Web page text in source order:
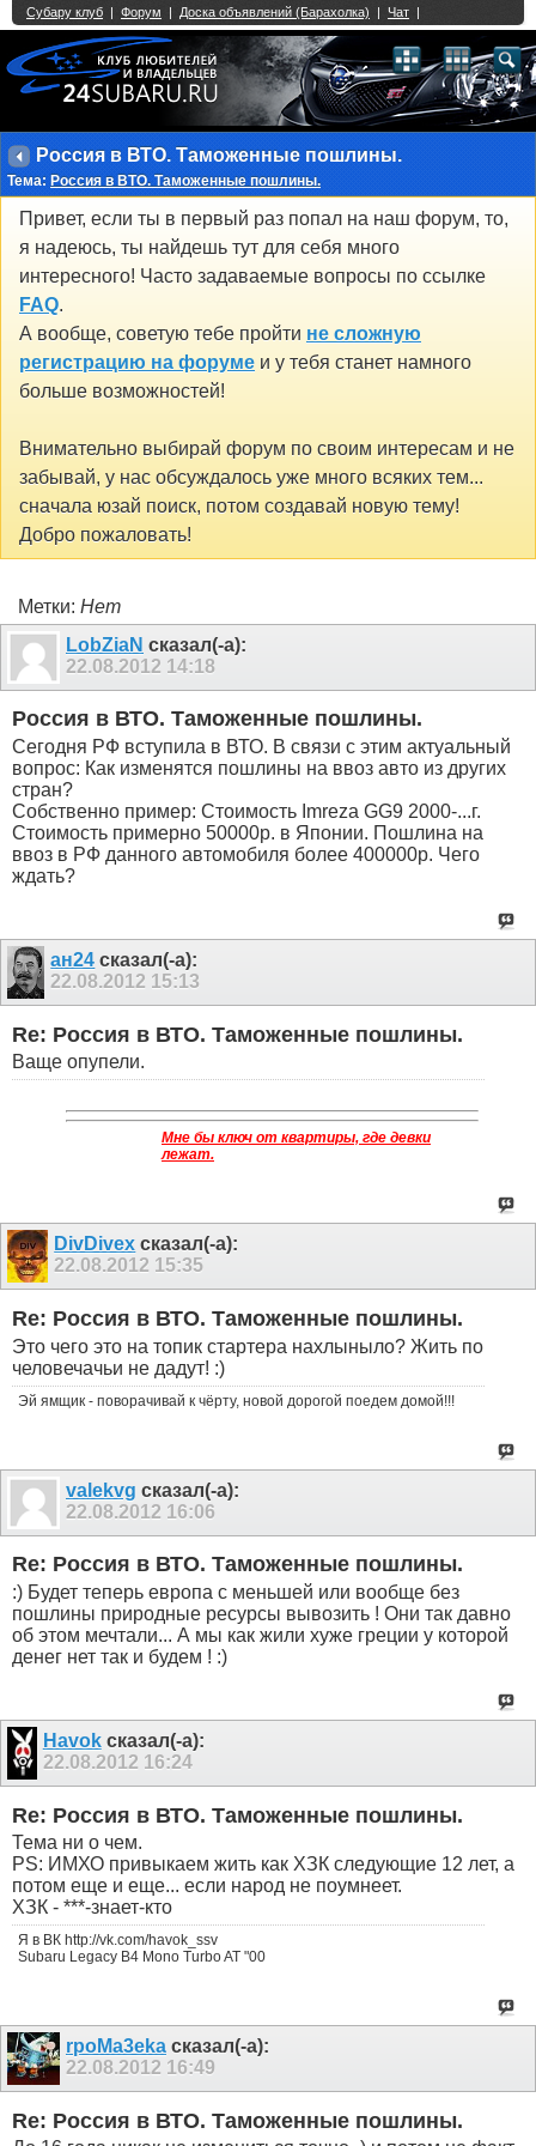
Россия в ВТО. Таможенные пошлины.
Тема: Россия в ВТО. Таможенные пошлины.
Привет, если ты в первый раз попал на наш форум, то,
я надеюсь, ты найдешь тут для себя много
интересного! Часто задаваемые вопросы по ссылке
FAQ.
А вообще, советую тебе пройти не сложную
регистрацию на форуме и у тебя станет намного
больше возможностей!
Внимательно выбирай форум по своим интересам и не
забывай, у нас обсуждалось уже много всяких тем...
сначала юзай поиск, потом создавай новую тему!
Добро пожаловать!
Метки: Нет
LobZiaN сказал(-а):
22.08.2012 14:18
Россия в ВТО. Таможенные пошлины.
Сегодня РФ вступила в ВТО. В связи с этим актуальный
вопрос: Как изменятся пошлины на ввоз авто из других
стран?
Собственно пример: Стоимость Imreza GG9 2000-...г.
Стоимость примерно 50000р. в Японии. Пошлина на
ввоз в РФ данного автомобиля более 400000р. Чего
ждать?
ан24 сказал(-а):
22.08.2012 15:13
Re: Россия в ВТО. Таможенные пошлины.
Ваще опупели.
Мне бы ключ от квартиры, где девки
лежат.
DivDivex сказал(-а):
22.08.2012 15:35
Re: Россия в ВТО. Таможенные пошлины.
Это чего это на топик стартера нахлыныло? Жить по
человечачьи не дадут! :)
Эй ямщик - поворачивай к чёрту, новой дорогой поедем домой!!!
valekvg сказал(-а):
22.08.2012 16:06
Re: Россия в ВТО. Таможенные пошлины.
:) Будет теперь европа с меньшей или вообще без
пошлины природные ресурсы вывозить ! Они так давно
об этом мечтали... А мы как жили хуже греции у которой
денег нет так и будем ! :)
Havokсказал(-а):
22.08.2012 16:24
Re: Россия в ВТО. Таможенные пошлины.
Тема ни о чем.
PS: ИМХО привыкаем жить как ХЗК следующие 12 лет, а
потом еще и еще... если народ не поумнеет.
ХЗК - ***-знает-кто
Я в ВК http://vk.com/havok_ssv
Subaru Legacy B4 Mono Turbo AT "00
rpoMa3eka сказал(-а):
22.08.2012 16:49
Re: Россия в ВТО. Таможенные пошлины.
Single Sign On provided byvBSSO
2 3 4 5 6 7 8 9 10 11 12 13 14 15 16 17 18 21 22 23 24 25 26
27 28 29 30 31 32 33 34 35 36 37 38 39 40 41 42 43